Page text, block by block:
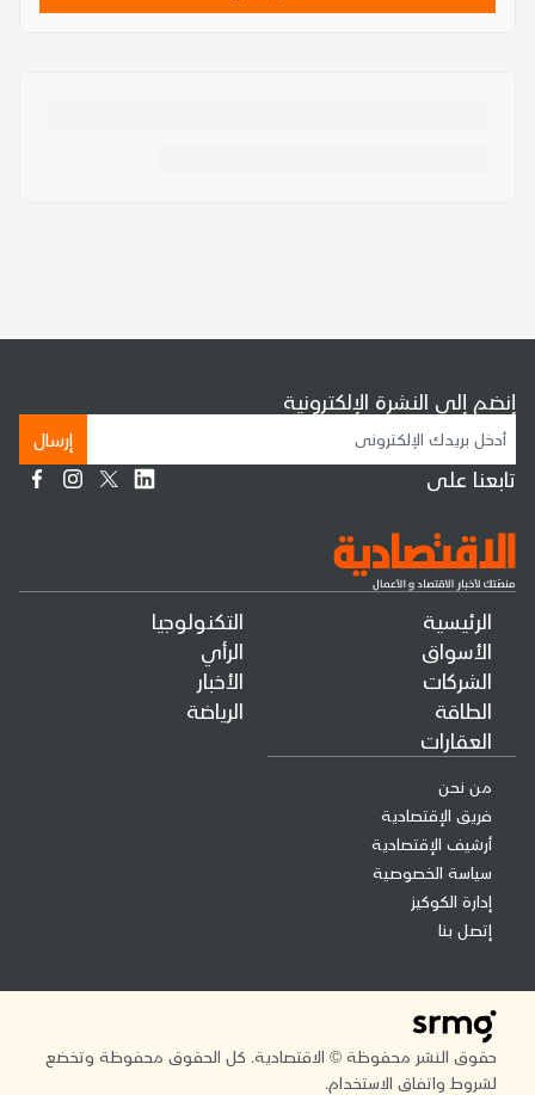
الرئيسية
الأسواق
الشركات
الطاقة
العقارات
التكنولوجيا
الرأي
الأخبار
الرياضة
من نحن
فريق الإقتصادية
أرشيف الإقتصادية
سياسة الخصوصية
إدارة الكوكيز
إتصل بنا
إنضم إلى النشرة الإلكترونية
إرسال
تابعنا على
حقوق النشر محفوظة © الاقتصادية. كل الحقوق محفوظة وتخضع
لشروط واتفاق الاستخدام.